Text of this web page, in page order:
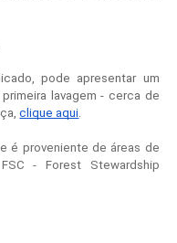
pode apresentar um
lavagem - cerca de
clique aqui
é proveniente de áreas de
- Forest Stewardship